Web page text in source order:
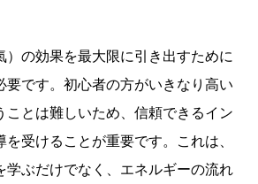
）の効果を最大限に引き出すために
要です。初心者の方がいきなり高い
ことは難しいため、信頼できるイン
を受けることが重要です。これは、
学ぶだけでなく、エネルギーの流れ